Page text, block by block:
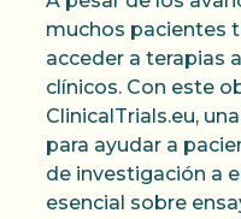
muchos pacientes
acceder a terapias
clínicos. Con este
ClinicalTrials.eu,
para ayudar a
de investigación a
esencial sobre